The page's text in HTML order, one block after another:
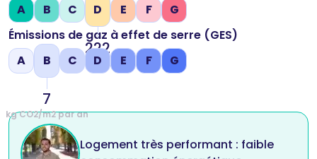
A
B C D
222
kWh/m2 par an
E F
G
Émissions de gaz à effet de serre (GES)
A
B
7
kg CO2/m2 par an
C D E F G
Logement très performant : faible